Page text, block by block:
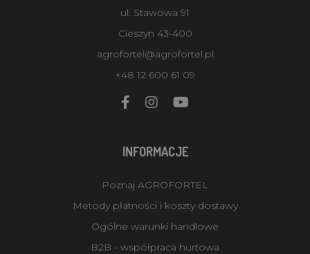
ul. Stawowa 91
Cieszyn 43-400
agrofortel@agrofortel.pl
+48 12 600 61 09
INFORMACJE
Poznaj AGROFORTEL
Metody płatności i koszty dostawy
Ogólne warunki handlowe
B2B - współpraca hurtowa